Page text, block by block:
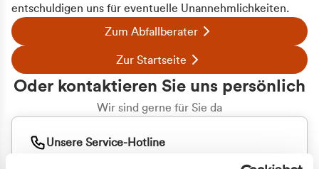
entschuldigen uns für eventuelle Unannehmlichkeiten.
Zum Abfallberater
Zur Startseite
Oder kontaktieren Sie uns persönlich
Wir sind gerne für Sie da
Unsere Service-Hotline